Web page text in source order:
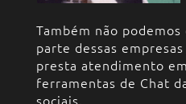
Também não
parte dessas empresas
presta atendimento
ferramentas de Chat
sociais.